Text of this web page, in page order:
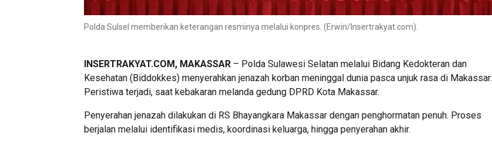
Polda Sulsel memberikan keterangan resminya melalui konpres. (Erwin/Insertrakyat.com).
INSERTRAKYAT.COM, MAKASSAR – Polda Sulawesi Selatan melalui Bidang Kedokteran dan
Kesehatan (Biddokkes) menyerahkan jenazah korban meninggal dunia pasca unjuk rasa di Makassar.
Peristiwa terjadi, saat kebakaran melanda gedung DPRD Kota Makassar.
Penyerahan jenazah dilakukan di RS Bhayangkara Makassar dengan penghormatan penuh. Proses
berjalan melalui identifikasi medis, koordinasi keluarga, hingga penyerahan akhir.